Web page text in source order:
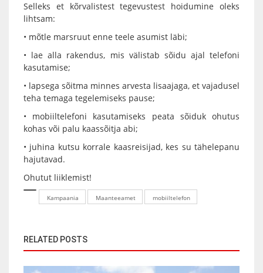
Selleks et kõrvalistest tegevustest hoidumine oleks
lihtsam:
• mõtle marsruut enne teele asumist läbi;
• lae alla rakendus, mis välistab sõidu ajal telefoni
kasutamise;
• lapsega sõitma minnes arvesta lisaajaga, et vajadusel
teha temaga tegelemiseks pause;
• mobiiltelefoni kasutamiseks peata sõiduk ohutus
kohas või palu kaassõitja abi;
• juhina kutsu korrale kaasreisijad, kes su tähelepanu
hajutavad.
Ohutut liiklemist!
Kampaania Maanteeamet mobiiltelefon
RELATED POSTS